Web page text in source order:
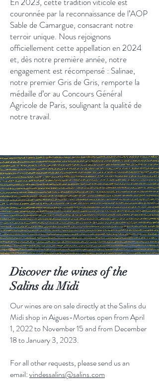
couronnée par la reconnaissance de l’AOP
Sable de Camargue, consacrant notre
terroir unique. Nous rejoignons
officiellement cette appellation en 2024
et, dès notre première année, notre
engagement est récompensé : Salinae,
notre premier Gris de Gris, remporte la
médaille d’or au Concours Général
Agricole de Paris, soulignant la qualité de
notre travail.
Discover the wines of the
Salins du Midi
Our wines are on sale directly at the Salins du
Midi shop in Aigues-Mortes open from April
1, 2022 to November 15 and from December
18 to January 3, 2023.
For all other requests, please send us an
email:vindessalins@salins.com